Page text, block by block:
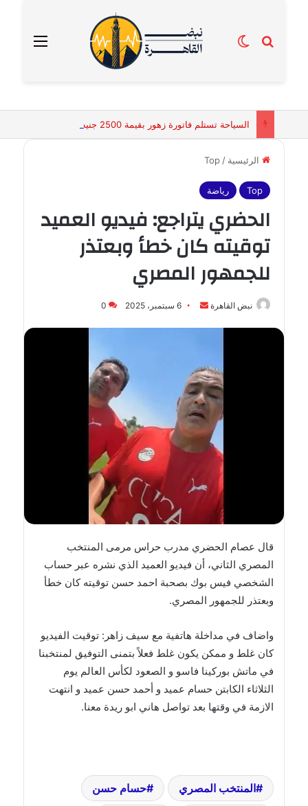
القائمة بحث عنالوضع المظلم
الرئيسية /
Top
Top رياضة
الحضري يتراجع: فيديو العميد
توقيته كان خطأ وبعتذر
للجمهور المصري
نبض القاهرة
أرسل 6 سبتمبر، 2025 0
قال عصام الحضري مدرب حراس مرمى المنتخب
المصري الثاني، أن فيديو العميد الذي نشره عبر حساب
الشخصي فيس بوك بصحبة احمد حسن توقيته كان خطأ
وبعتذر للجمهور المصري.
واضاف في مداخلة هاتفية مع سيف زاهر: توقيت الفيديو
كان غلط و ممكن يكون غلط فعلاً بتمنى التوفيق لمنتخبنا
في ماتش بوركينا فاسو و الصعود لكأس العالم يوم
الثلاثاء الكابتن حسام عميد و أحمد حسن عميد و انتهت
الازمة في وقتها بعد تواصل هاني ابو ريدة معنا.
المنتخب المصري حسام حسن